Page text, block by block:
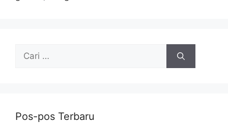
Pos-pos Terbaru